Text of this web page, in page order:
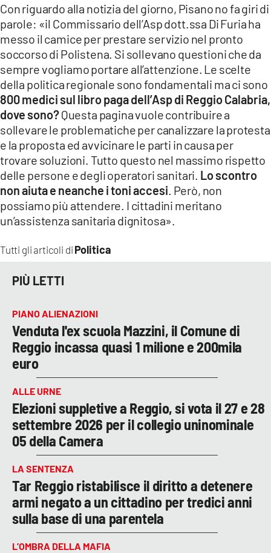
App
APPLE
Tutti gli articoli di Politica
Con riguardo alla notizia del giorno, Pisano no fa giri di
parole: «il Commissario dell’Asp dott.ssa Di Furia ha
messo il camice per prestare servizio nel pronto
soccorso di Polistena. Si sollevano questioni che da
sempre vogliamo portare all’attenzione. Le scelte
della politica regionale sono fondamentali ma ci sono
800 medici sul libro paga dell’Asp di Reggio Calabria,
dove sono?Questa pagina vuole contribuire a
sollevare le problematiche per canalizzare la protesta
e la proposta ed avvicinare le parti in causa per
trovare soluzioni. Tutto questo nel massimo rispetto
delle persone e degli operatori sanitari. Lo scontro
non aiuta e neanche i toni accesi . Però, non
possiamo più attendere. I cittadini meritano
un’assistenza sanitaria dignitosa».
PIÙ LETTI
PIANO ALIENAZIONI
Venduta l'ex scuola Mazzini, il Comune di
Reggio incassa quasi 1 milione e 200mila
euro
ALLE URNE
Elezioni suppletive a Reggio, si vota il 27 e 28
settembre 2026 per il collegio uninominale
05 della Camera
LA SENTENZA
Tar Reggio ristabilisce il diritto a detenere
armi negato a un cittadino per tredici anni
sulla base di una parentela
L’OMBRA DELLA MAFIA